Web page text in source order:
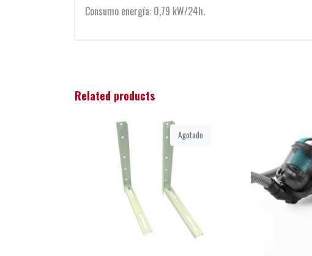
Consumo energía: 0,79 kW/24h.
Related products
Agotado